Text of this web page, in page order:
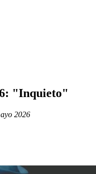
"Inquieto"
2026